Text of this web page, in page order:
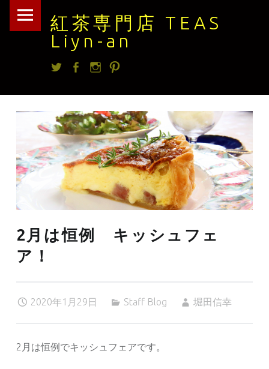
紅茶専門店 TEAS
Liyn-an
紅
site
navigation
Skip
Twitterfacebook
Instagram
2月は恒例 キッシュフェ
ア！
2020年1月29日 Staff Blog 堀田信幸
2月は恒例でキッシュフェアです。